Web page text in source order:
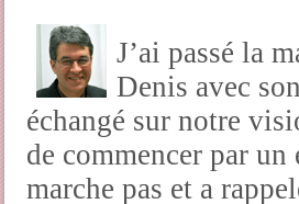
J’ai passé la
Denis avec
échangé sur notre
de commencer par
marche pas et a